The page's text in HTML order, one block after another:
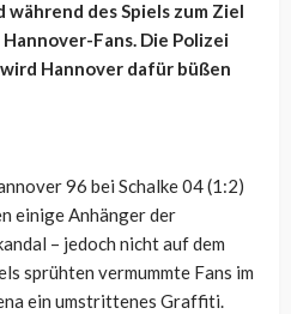
des Spiels zum Ziel
Fans. Die Polizei
Hannover dafür büßen
96 bei Schalke 04 (1:2)
einige Anhänger der
– jedoch nicht auf dem
sprühten vermummte Fans im
ein umstrittenes Graffiti.